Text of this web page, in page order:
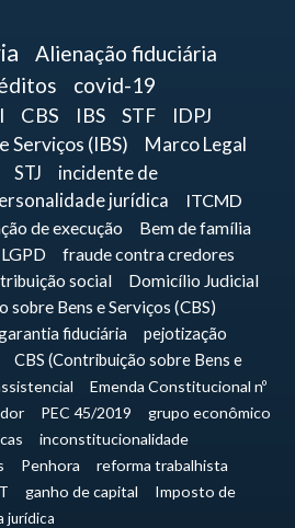
Alienação fiduciária
covid-19
CBS IBS STF
IDPJ
Serviços (IBS)
Marco Legal
STJ
incidente de
jurídica
ITCMD
de execução
Bem de família
LGPD fraude contra credores
social
Domicílio Judicial
sobre Bens e Serviços (CBS)
fiduciária
pejotização
CBS (Contribuição sobre Bens e
Emenda Constitucional nº
PEC 45/2019
grupo econômico
inconstitucionalidade
Penhora
reforma trabalhista
ganho de capital
Imposto de
jurídica